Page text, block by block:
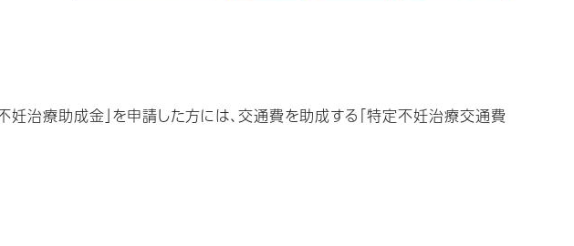
治療助成金」を申請した方には、交通費を助成する「特定不妊治療交通費